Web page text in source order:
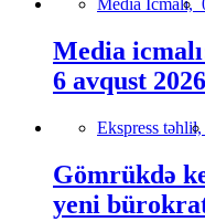
Media İcmalı,
Media
6 avqust
Ekspress təhlil,
Gömrükdə
yeni